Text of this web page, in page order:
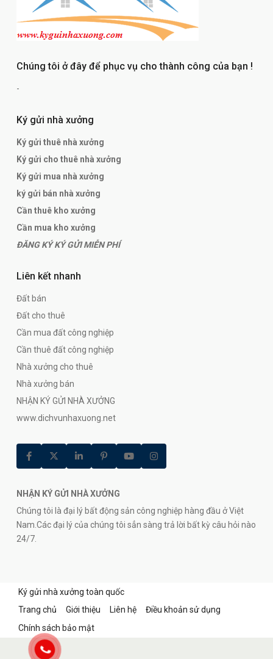
Chúng tôi ở đây để phục vụ cho thành công của bạn !
-
Ký gửi nhà xưởng
Ký gửi thuê nhà xưởng
Ký gửi cho thuê nhà xưởng
Ký gửi mua nhà xưởng
ký gửi bán nhà xưởng
Cần thuê kho xưởng
Cần mua kho xưởng
ĐĂNG KÝ KÝ GỬI MIỄN PHÍ
Liên kết nhanh
Đất bán
Đất cho thuê
Cần mua đất công nghiệp
Cần thuê đất công nghiệp
Nhà xưởng cho thuê
Nhà xưởng bán
NHẬN KÝ GỬI NHÀ XƯỞNG
www.dichvunhaxuong.net
NHẬN KÝ GỬI NHÀ XƯỞNG
Chúng tôi là đại lý bất động sản công nghiệp hàng đầu ở Việt
Nam.Các đại lý của chúng tôi sẳn sàng trả lời bất kỳ câu hỏi nào
24/7.
Ký gửi nhà xưởng toàn quốc
Trang chủ
Giới thiệu Liên hệ
Điều khoản sử dụng
Chính sách bảo mật